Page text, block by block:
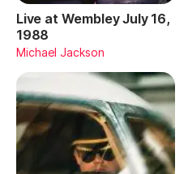
Live at Wembley July 16,
1988
Michael Jackson